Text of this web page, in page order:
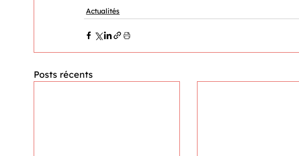
Actualités
Posts récents